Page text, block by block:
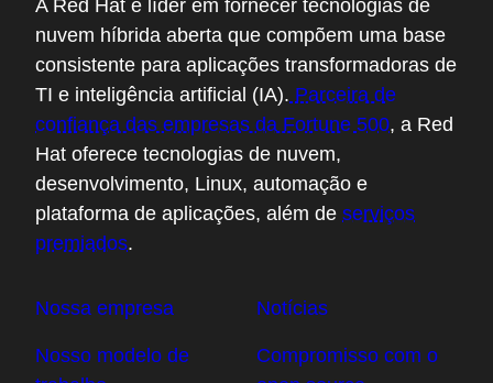
A Red Hat é líder em fornecer tecnologias de
nuvem híbrida aberta que compõem uma base
consistente para aplicações transformadoras de
TI e inteligência artificial (IA). Parceira de
confiança das empresas da Fortune 500, a Red
Hat oferece tecnologias de nuvem,
desenvolvimento, Linux, automação e
plataforma de aplicações, além de serviços
premiados.
Nossa empresa
Nosso modelo de
Notícias
Compromisso com o